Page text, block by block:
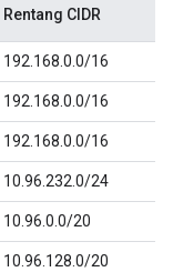
Rentang CIDR
192.168.0.0/16
192.168.0.0/16
192.168.0.0/16
10.96.232.0/24
10.96.0.0/20
10.96.128.0/20